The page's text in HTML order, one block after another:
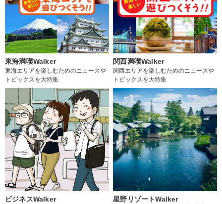
東海満喫Walker
東海エリアを楽しむためのニュースや
トピックスを大特集
関西満喫Walker
関西エリアを楽しむためのニュースや
トピックスを大特集
ビジネスWalker 星野リゾートWalker